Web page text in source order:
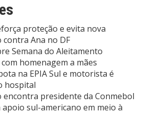
proteção e evita nova
contra Ana no DF
Semana do Aleitamento
homenagem a mães
na EPIA Sul e motorista é
hospital
presidente da Conmebol
sul-americano em meio à